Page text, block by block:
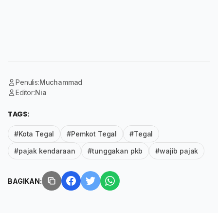
Penulis:Muchammad
Editor:Nia
TAGS:
#Kota Tegal #Pemkot Tegal #Tegal
#pajak kendaraan #tunggakan pkb #wajib pajak
BAGIKAN: